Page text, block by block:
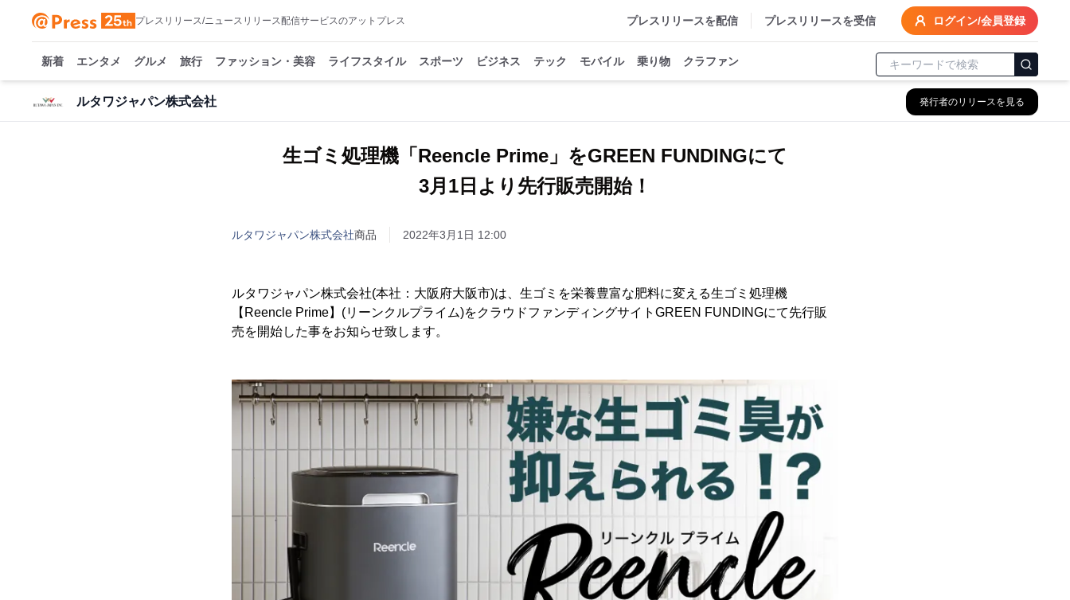
プレスリリース/ニュースリリース配信サービスのアットプレス プレスリリースを配信 プレスリリースを受信 ログイン/会員登録
新着 エンタメ グルメ 旅行 ファッション・美容 ライフスタイル スポーツ ビジネス テック モバイル 乗り物 クラファン
ルタワジャパン株式会社 発行者のリリースを見る
生ゴミ処理機「Reencle Prime」をGREEN FUNDINGにて
3月1日より先行販売開始！
ルタワジャパン株式会社商品 2022年3月1日 12:00
ルタワジャパン株式会社(本社：大阪府大阪市)は、生ゴミを栄養豊富な肥料に変える生ゴミ処理機
【Reencle Prime】(リーンクルプライム)をクラウドファンディングサイトGREEN FUNDINGにて先行販
売を開始した事をお知らせ致します。